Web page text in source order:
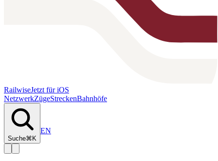
RailwiseJetzt für iOS
NetzwerkZügeStreckenBahnhöfe
Suche⌘K
EN